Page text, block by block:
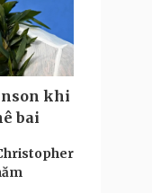
khi
bai